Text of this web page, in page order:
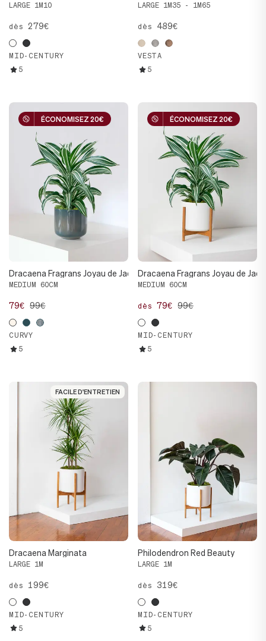
LARGE 1M10
dès279€
MID-CENTURY
5
LARGE 1M35 - 1M65
dès 489€
VESTA
5
ÉCONOMISEZ 20€
ÉCONOMISEZ 20€
Dracaena Fragrans Joyau de Jade
MEDIUM 60CM
79€99€
CURVY
5
ÉCONOMISEZ 20€
ÉCONOMISEZ 20€
Dracaena Fragrans Joyau de Jade
MEDIUM 60CM
dès79€99€
MID-CENTURY
5
FACILE D'ENTRETIEN
FACILE D'ENTRETIEN
Dracaena Marginata
LARGE 1M
dès 199€
MID-CENTURY
5
Philodendron Red Beauty
LARGE 1M
dès319€
MID-CENTURY
5